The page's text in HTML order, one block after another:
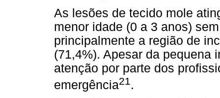
As lesões de tecido mole
menor idade (0 a 3 anos)
principalmente a região de
(71,4%). Apesar da pequena
atenção por parte dos
emergência21.